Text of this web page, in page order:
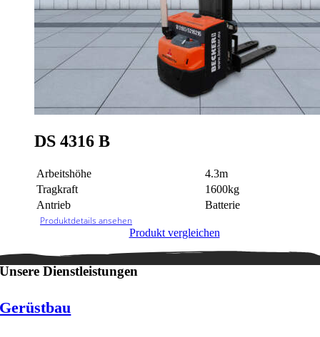
DS 4316 B
Arbeitshöhe
4.3m
Tragkraft
1600kg
Antrieb
Batterie
Produktdetails ansehen
Produkt vergleichen
Unsere Dienstleistungen
Gerüstbau